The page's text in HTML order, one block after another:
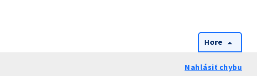
Hore arrow_drop_up
Nahlásiť chybu